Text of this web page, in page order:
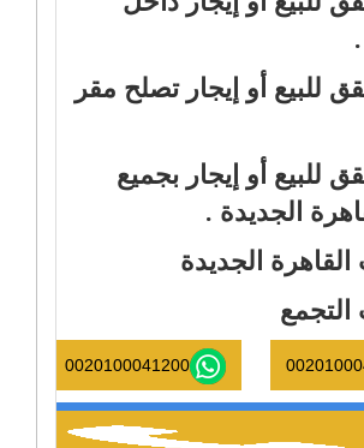
للبيع أو إيجار تصلح مقر
للبيع أو إيجار بجميع
الجديدة .
الجديدة
0020100041200